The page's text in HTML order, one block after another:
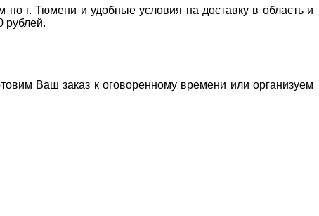
г. Тюмени и удобные условия на доставку в область и
рублей.
Ваш заказ к оговоренному времени или организуем